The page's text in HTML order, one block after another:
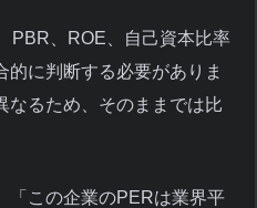
PBR、ROE、自己資本比率
的に判断する必要がありま
なるため、そのままでは比
「この企業のPERは業界平